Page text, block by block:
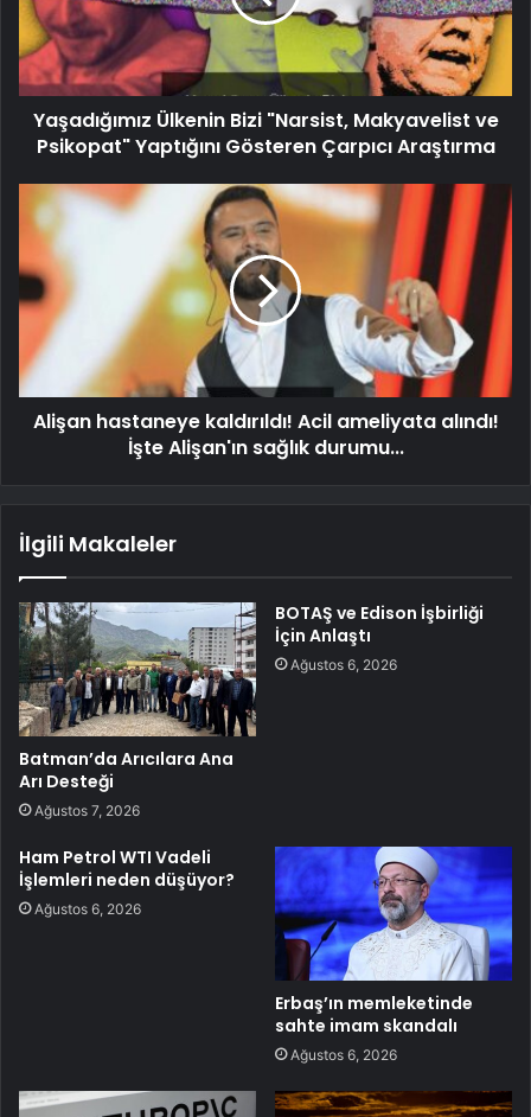
Yaşadığımız Ülkenin Bizi "Narsist, Makyavelist ve
Psikopat" Yaptığını Gösteren Çarpıcı Araştırma
Alişan hastaneye kaldırıldı! Acil ameliyata alındı!
İşte Alişan'ın sağlık durumu...
İlgili Makaleler
Batman’da Arıcılara Ana
Arı Desteği
Ağustos 7, 2026
BOTAŞ ve Edison İşbirliği
İçin Anlaştı
Ağustos 6, 2026
Ham Petrol WTI Vadeli
İşlemleri neden düşüyor?
Ağustos 6, 2026
Erbaş’ın memleketinde
sahte imam skandalı
Ağustos 6, 2026